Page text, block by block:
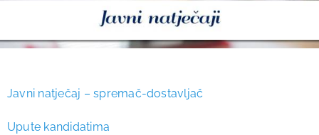
Javni natječaj – spremač-dostavljač
Upute kandidatima